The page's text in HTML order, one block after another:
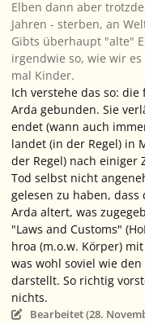
Elben dann aber
Jahren - sterben, an
Gibts überhaupt "alte"
irgendwie so, wie wir
mal Kinder.
Ich verstehe das so: die
Arda gebunden. Sie
endet (wann auch
landet (in der Regel) in
der Regel) nach einiger
Tod selbst nicht
gelesen zu haben,
Arda altert, was
"Laws and Customs"
hroa (m.o.w. Körper)
was wohl soviel wie
darstellt. So richtig
nichts.
Bearbeitet (28.